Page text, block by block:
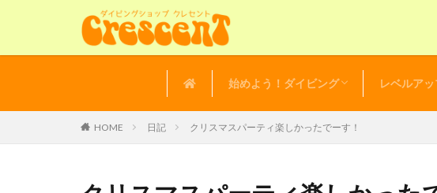
始めよう！ダイビング レベルアッ
HOME 日記 クリスマスパーティ楽しかったでーす！